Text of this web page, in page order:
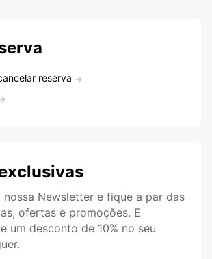
reserva
nossa Newsletter e fique a par das
ofertas e promoções. E
um desconto de 10% no seu